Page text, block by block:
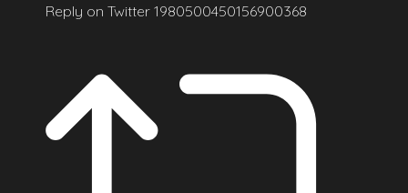
Reply on Twitter 1980500450156900368